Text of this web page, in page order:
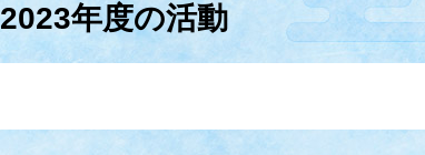
2023年度の活動